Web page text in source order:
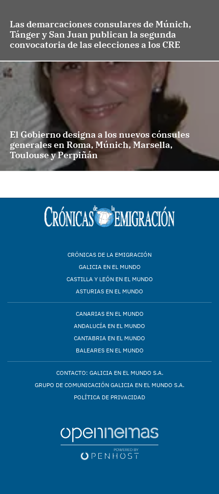
Las demarcaciones consulares de Múnich,
Tánger y San Juan publican la segunda
convocatoria de las elecciones a los CRE
El Gobierno designa a los nuevos cónsules
generales en Roma, Múnich, Marsella,
Toulouse y Perpiñán
CRÓNICAS DE LA EMIGRACIÓN
GALICIA EN EL MUNDO
CASTILLA Y LEÓN EN EL MUNDO
ASTURIAS EN EL MUNDO
CANARIAS EN EL MUNDO
ANDALUCÍA EN EL MUNDO
CANTABRIA EN EL MUNDO
BALEARES EN EL MUNDO
CONTACTO: GALICIA EN EL MUNDO S.A.
GRUPO DE COMUNICACIÓN GALICIA EN EL MUNDO S.A.
POLÍTICA DE PRIVACIDAD